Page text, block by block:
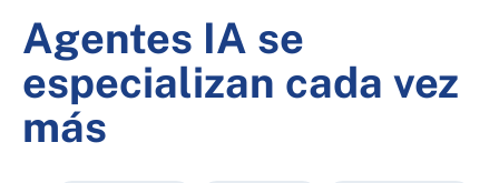
Agentes IA se
especializan cada vez
más